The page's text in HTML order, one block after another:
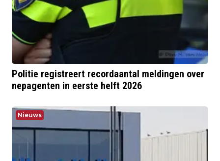
Politie registreert recordaantal meldingen over
nepagenten in eerste helft 2026
Nieuws